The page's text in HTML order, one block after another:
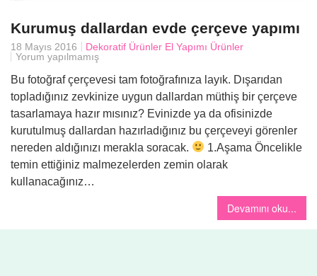
Yemek
Kurumuş dallardan evde çerçeve yapımı
18 Mayıs 2016 Dekoratif Ürünler El Yapımı Ürünler
Yorum yapılmamış
Bu fotoğraf çerçevesi tam fotoğrafınıza layık. Dışarıdan
topladığınız zevkinize uygun dallardan müthiş bir çerçeve
tasarlamaya hazır mısınız? Evinizde ya da ofisinizde
kurutulmuş dallardan hazırladığınız bu çerçeveyi görenler
nereden aldığınızı merakla soracak.
1.Aşama Öncelikle
temin ettiğiniz malmezelerden zemin olarak
kullanacağınız…
Devamını oku...